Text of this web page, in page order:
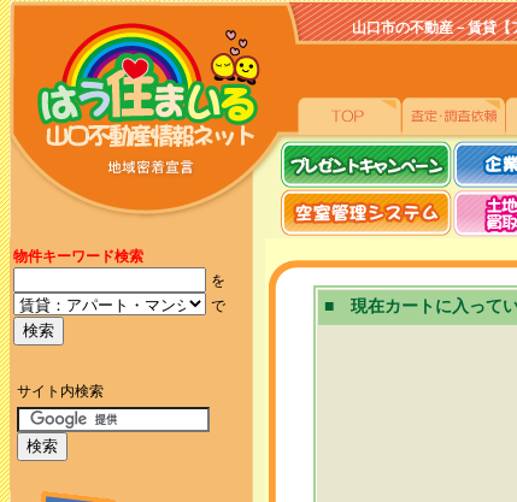
山口市の不動産－賃貸【アパ
物件キーワード検索
を
で
サイト内検索
■ 現在カートに入って